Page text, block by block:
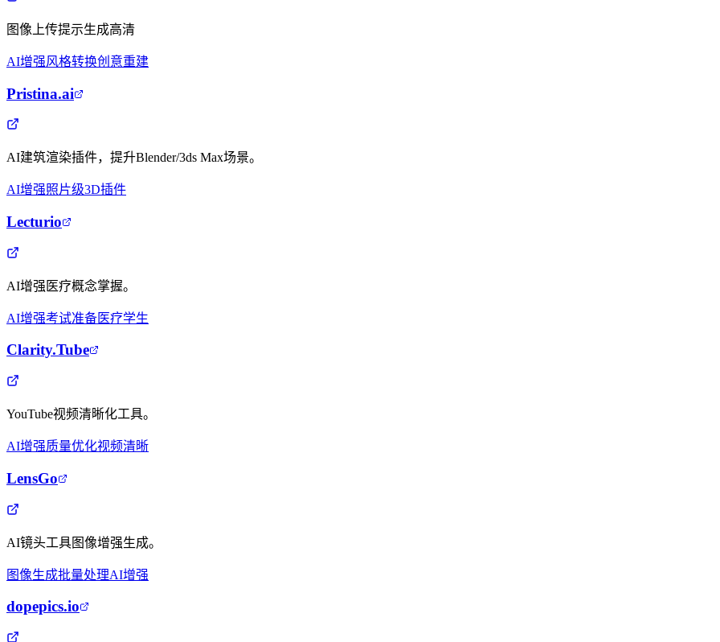
图像上传提示生成高清
AI增强风格转换创意重建
Pristina.ai
AI建筑渲染插件，提升Blender/3ds Max场景。
AI增强照片级3D插件
Lecturio
AI增强医疗概念掌握。
AI增强考试准备医疗学生
Clarity.Tube
YouTube视频清晰化工具。
AI增强质量优化视频清晰
LensGo
AI镜头工具图像增强生成。
图像生成批量处理AI增强
dopepics.io